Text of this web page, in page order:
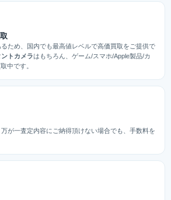
ため、国内でも最高値レベルで高価買取をご提供で
トカメラはもちろん、ゲーム/スマホ/Apple製品/カ
中です。
が一査定内容にご納得頂けない場合でも、手数料を